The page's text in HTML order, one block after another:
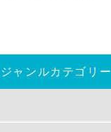
ジャンルカテゴリー